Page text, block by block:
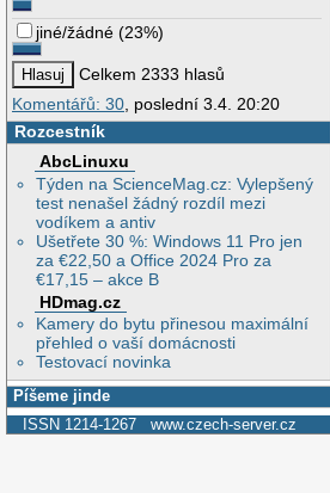
jiné/žádné (23%)
Celkem 2333 hlasů
Komentářů: 30, poslední 3.4. 20:20
Rozcestník
AbcLinuxu
Týden na ScienceMag.cz: Vylepšený
test nenašel žádný rozdíl mezi
vodíkem a antiv
Ušetřete 30 %: Windows 11 Pro jen
za €22,50 a Office 2024 Pro za
€17,15 – akce B
HDmag.cz
Kamery do bytu přinesou maximální
přehled o vaší domácnosti
Testovací novinka
Píšeme jinde
ISSN 1214-1267 www.czech-server.cz